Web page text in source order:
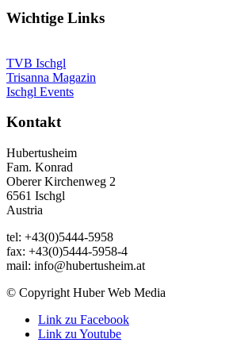
Wichtige Links
TVB Ischgl
Trisanna Magazin
Ischgl Events
Kontakt
Hubertusheim
Fam. Konrad
Oberer Kirchenweg 2
6561 Ischgl
Austria
tel: +43(0)5444-5958
fax: +43(0)5444-5958-4
mail: info@hubertusheim.at
© Copyright Huber Web Media
Link zu Facebook
Link zu Youtube